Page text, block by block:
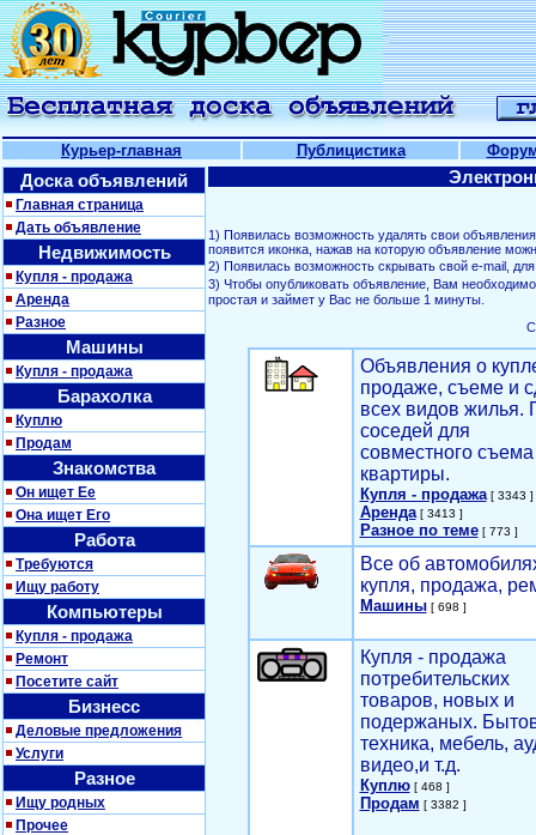
Курьер-главная Публицистика
Доска объявлений
Главная страница
Дать объявление
Недвижимость
Купля - продажа
Аренда
Разное
Машины
Купля - продажа
Барахолка
Куплю
Продам
Знакомства
Он ищет Ее
Она ищет Его
Работа
Требуются
Ищу работу
Компьютеры
Купля - продажа
Ремонт
Посетите сайт
Бизнесс
Деловые предложения
Услуги
Разное
Ищу родных
Прочее
1) Появилась возможность удалять свои
появится иконка, нажав на которую объявление
2) Появилась возможность скрывать свой е-mail,
3) Чтобы опубликовать объявление, Вам
простая и займет у Вас не больше 1 минуты.
Объявления о
продаже, съеме и
всех видов жилья.
соседей для
совместного съема
квартиры.
Купля - продажа[ 3343 ]
Аренда[ 3413 ]
Разное по теме[ 773 ]
Все об
купля, продажа,
Машины[ 698 ]
Купля - продажа
потребительских
товаров, новых и
подержаных.
техника, мебель,
видео,и т.д.
Куплю[ 468 ]
Продам [ 3382 ]